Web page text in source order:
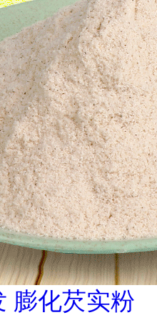
膨化芡实粉